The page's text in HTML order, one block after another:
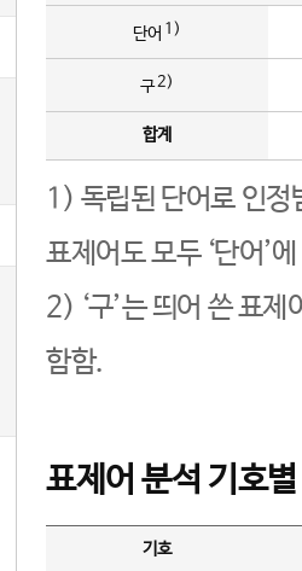
단어 1)
구2)
합계
1) 독립된 단어로 인정
표제어도 모두 ‘단어’
2) ‘구’는 띄어 쓴 표
함함.
표제어 분석 기호
기호